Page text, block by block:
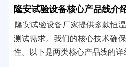
隆安试验设备核心产品线介
隆安试验设备厂家提供多款恒
测试需求。我们的核心技术确
性。以下是两类核心产品线的详